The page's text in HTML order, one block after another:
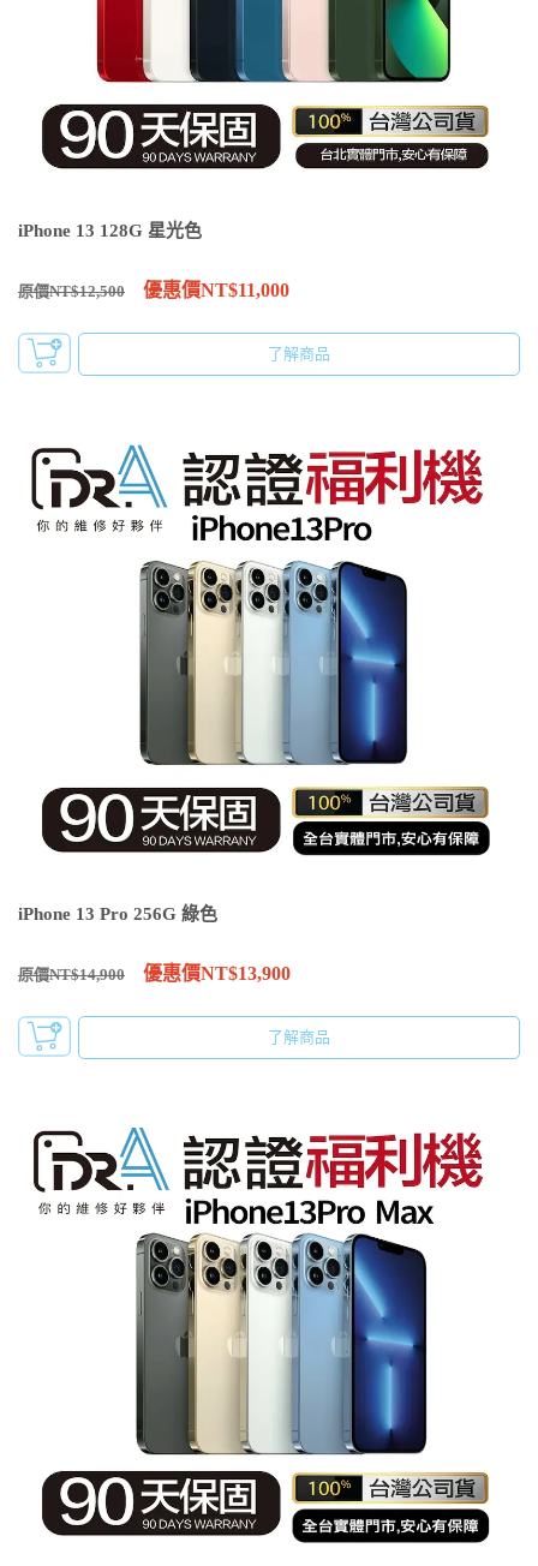
iPhone 13 128G 星光色
原價NT$12,500 優惠價NT$11,000
了解商品
iPhone 13 Pro 256G 綠色
原價NT$14,900 優惠價NT$13,900
了解商品